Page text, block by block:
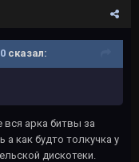
сказал:
арка битвы за
как будто толкучка у
дискотеки.